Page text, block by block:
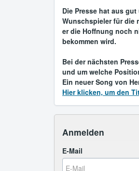
Die Presse hat aus
Wunschspieler für die
er die Hoffnung noch
bekommen wird.
Bei der nächsten
und um welche
Ein neuer Song von
Hier klicken, um den
Anmelden
E-Mail